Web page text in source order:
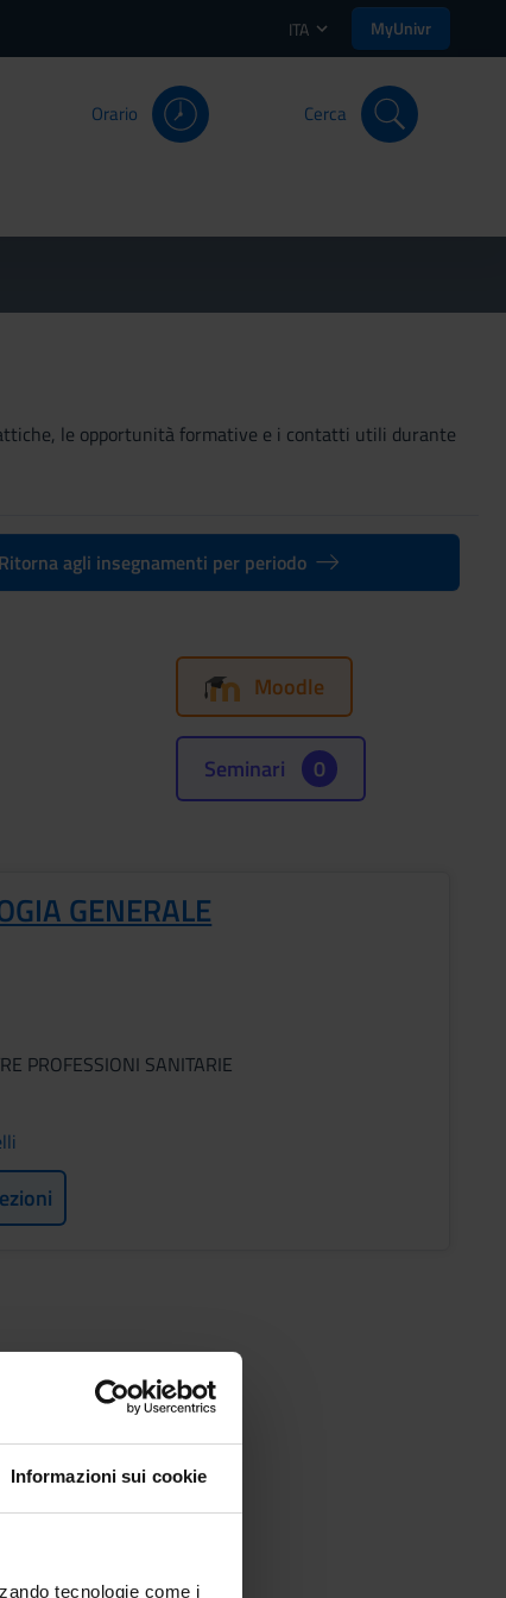
Informazioni sui cookie
tecnologie come i
ITA MyUnivr
Orario Cerca
le opportunità formative e i contatti utili durante
Ritorna agli insegnamenti per periodo
Moodle
Seminari 0
GENERALE
PROFESSIONI SANITARIE